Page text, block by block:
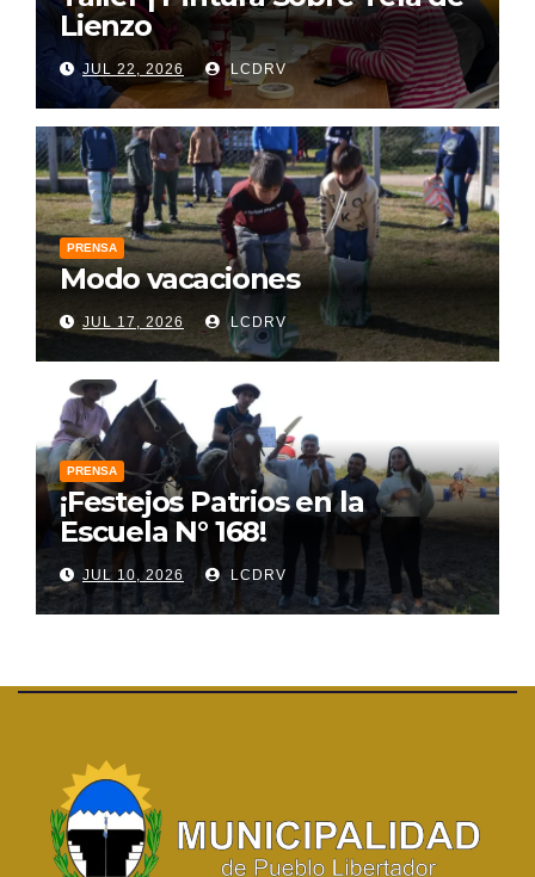
Lienzo
JUL 22, 2026 LCDRV
PRENSA
Modo vacaciones
JUL 17, 2026 LCDRV
PRENSA
¡Festejos Patrios en la
Escuela N° 168!
JUL 10, 2026 LCDRV